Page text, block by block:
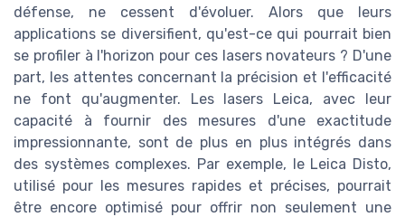
défense, ne cessent d'évoluer. Alors que leurs
applications se diversifient, qu'est-ce qui pourrait bien
se profiler à l'horizon pour ces lasers novateurs ? D'une
part, les attentes concernant la précision et l'efficacité
ne font qu'augmenter. Les lasers Leica, avec leur
capacité à fournir des mesures d'une exactitude
impressionnante, sont de plus en plus intégrés dans
des systèmes complexes. Par exemple, le Leica Disto,
utilisé pour les mesures rapides et précises, pourrait
être encore optimisé pour offrir non seulement une